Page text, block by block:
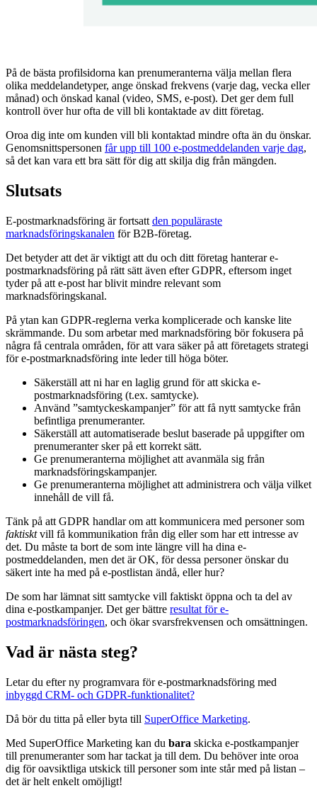
På de bästa profilsidorna kan prenumeranterna välja mellan flera
olika meddelandetyper, ange önskad frekvens (varje dag, vecka eller
månad) och önskad kanal (video, SMS, e-post). Det ger dem full
kontroll över hur ofta de vill bli kontaktade av ditt företag.
Oroa dig inte om kunden vill bli kontaktad mindre ofta än du önskar.
Genomsnittspersonen får upp till 100 e-postmeddelanden varje dag,
så det kan vara ett bra sätt för dig att skilja dig från mängden.
Slutsats
E-postmarknadsföring är fortsatt den populäraste
marknadsföringskanalen för B2B-företag.
Det betyder att det är viktigt att du och ditt företag hanterar e-
postmarknadsföring på rätt sätt även efter GDPR, eftersom inget
tyder på att e-post har blivit mindre relevant som
marknadsföringskanal.
På ytan kan GDPR-reglerna verka komplicerade och kanske lite
skrämmande. Du som arbetar med marknadsföring bör fokusera på
några få centrala områden, för att vara säker på att företagets strategi
för e-postmarknadsföring inte leder till höga böter.
Säkerställ att ni har en laglig grund för att skicka e-
postmarknadsföring (t.ex. samtycke).
Använd ”samtyckeskampanjer” för att få nytt samtycke från
befintliga prenumeranter.
Säkerställ att automatiserade beslut baserade på uppgifter om
prenumeranter sker på ett korrekt sätt.
Ge prenumeranterna möjlighet att avanmäla sig från
marknadsföringskampanjer.
Ge prenumeranterna möjlighet att administrera och välja vilket
innehåll de vill få.
Tänk på att GDPR handlar om att kommunicera med personer som
faktisktvill få kommunikation från dig eller som har ett intresse av
det. Du måste ta bort de som inte längre vill ha dina e-
postmeddelanden, men det är OK, för dessa personer önskar du
säkert inte ha med på e-postlistan ändå, eller hur?
De som har lämnat sitt samtycke vill faktiskt öppna och ta del av
dina e-postkampanjer. Det ger bättre resultat för e-
postmarknadsföringen, och ökar svarsfrekvensen och omsättningen.
Vad är nästa steg?
Letar du efter ny programvara för e-postmarknadsföring med
inbyggd CRM- och GDPR-funktionalitet?
Då bör du titta på eller byta till SuperOffice Marketing.
Med SuperOffice Marketing kan du bara skicka e-postkampanjer
till prenumeranter som har tackat ja till dem. Du behöver inte oroa
dig för oavsiktliga utskick till personer som inte står med på listan –
det är helt enkelt omöjligt!